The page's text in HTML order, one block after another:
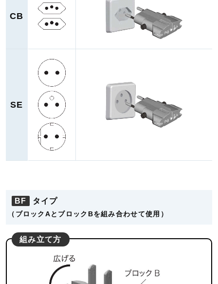
CB
SE
BF タイプ
（ブロックAとブロックBを組み合わせて使用）
組み立て方